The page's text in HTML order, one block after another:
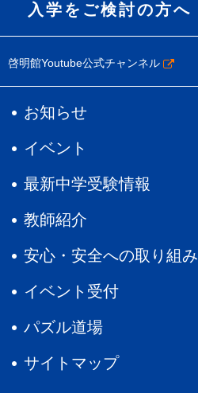
入学をご検討の方へ
啓明館Youtube公式チャンネル
お知らせ
イベント
最新中学受験情報
教師紹介
安心・安全への取り組み
イベント受付
パズル道場
サイトマップ